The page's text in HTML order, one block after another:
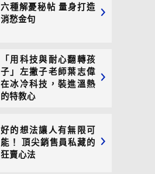
六種解憂秘帖 量身打造
消愁金句
「用科技與耐心翻轉孩
子」左撇子老師葉志偉
在冰冷科技，裝進溫熱
的特教心
好的想法讓人有無限可
能！ 頂尖銷售員私藏的
狂賣心法